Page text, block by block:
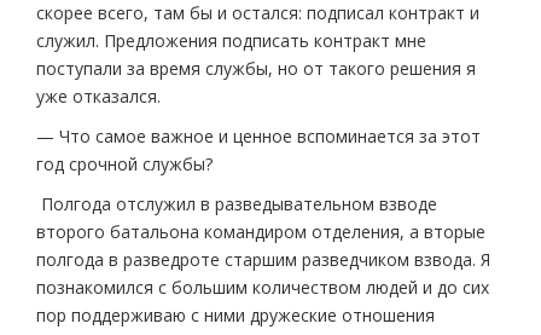
скорее всего, там бы и остался: подписал контракт и
служил. Предложения подписать контракт мне
поступали за время службы, но от такого решения я
уже отказался.
— Что самое важное и ценное вспоминается за этот
год срочной службы?
Полгода отслужил в разведывательном взводе
второго батальона командиром отделения, а вторые
полгода в разведроте старшим разведчиком взвода. Я
познакомился с большим количеством людей и до сих
пор поддерживаю с ними дружеские отношения